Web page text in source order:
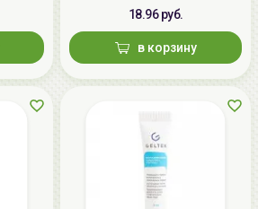
18.96 руб.
в корзину